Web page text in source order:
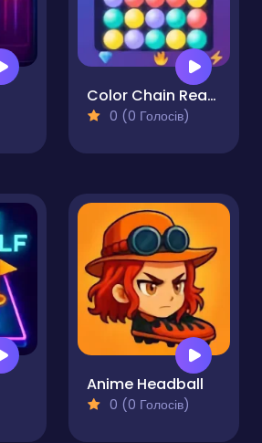
Color Chain Reaction
0 (0 Голосів)
Anime Headball
0 (0 Голосів)